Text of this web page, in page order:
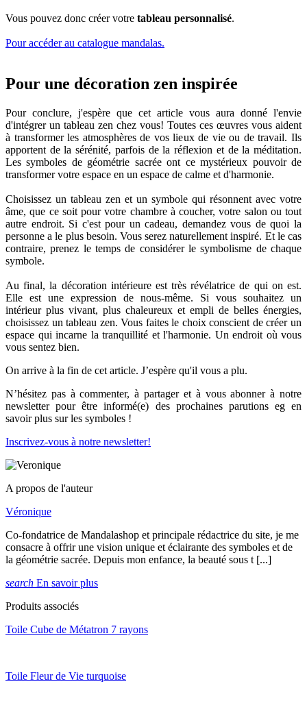
Vous pouvez donc créer votre tableau personnalisé.
Pour accéder au catalogue mandalas.
Pour une décoration zen inspirée
Pour conclure, j'espère que cet article vous aura donné l'envie
d'intégrer un tableau zen chez vous! Toutes ces œuvres vous aident
à transformer les atmosphères de vos lieux de vie ou de travail. Ils
apportent de la sérénité, parfois de la réflexion et de la méditation.
Les symboles de géométrie sacrée ont ce mystérieux pouvoir de
transformer votre espace en un espace de calme et d'harmonie.
Choisissez un tableau zen et un symbole qui résonnent avec votre
âme, que ce soit pour votre chambre à coucher, votre salon ou tout
autre endroit. Si c'est pour un cadeau, demandez vous de quoi la
personne a le plus besoin. Vous serez naturellement inspiré. Et le cas
contraire, prenez le temps de considérer le symbolisme de chaque
symbole.
Au final, la décoration intérieure est très révélatrice de qui on est.
Elle est une expression de nous-même. Si vous souhaitez un
intérieur plus vivant, plus chaleureux et empli de belles énergies,
choisissez un tableau zen. Vous faites le choix conscient de créer un
espace qui incarne la tranquillité et l'harmonie. Un endroit où vous
vous sentez bien.
On arrive à la fin de cet article. J’espère qu'il vous a plu.
N’hésitez pas à commenter, à partager et à vous abonner à notre
newsletter pour être informé(e) des prochaines parutions eg en
savoir plus sur les symboles !
Inscrivez-vous à notre newsletter!
A propos de l'auteur
Véronique
Co-fondatrice de Mandalashop et principale rédactrice du site, je me
consacre à offrir une vision unique et éclairante des symboles et de
la géométrie sacrée. Depuis mon enfance, la beauté sous t [...]
search En savoir plus
Produits associés
Toile Cube de Métatron 7 rayons
Toile Fleur de Vie turquoise